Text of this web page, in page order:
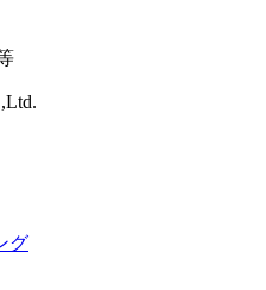
グ